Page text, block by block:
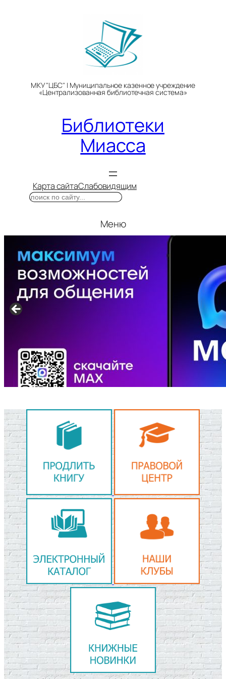
МКУ "ЦБС" | Муниципальное казенное учреждение
«Централизованная библиотечная система»
Библиотеки
Миасса
Карта сайтаСлабовидящим
Поиск
Меню